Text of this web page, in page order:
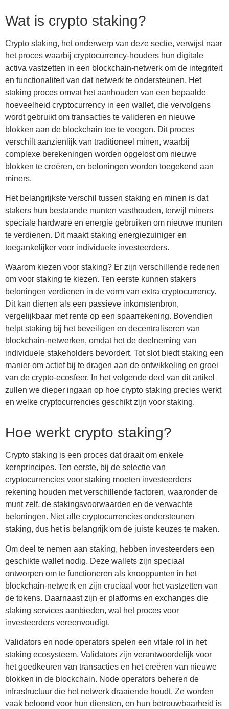
Wat is crypto staking?
Crypto staking, het onderwerp van deze sectie, verwijst naar
het proces waarbij cryptocurrency-houders hun digitale
activa vastzetten in een blockchain-netwerk om de integriteit
en functionaliteit van dat netwerk te ondersteunen. Het
staking proces omvat het aanhouden van een bepaalde
hoeveelheid cryptocurrency in een wallet, die vervolgens
wordt gebruikt om transacties te valideren en nieuwe
blokken aan de blockchain toe te voegen. Dit proces
verschilt aanzienlijk van traditioneel minen, waarbij
complexe berekeningen worden opgelost om nieuwe
blokken te creëren, en beloningen worden toegekend aan
miners.
Het belangrijkste verschil tussen staking en minen is dat
stakers hun bestaande munten vasthouden, terwijl miners
speciale hardware en energie gebruiken om nieuwe munten
te verdienen. Dit maakt staking energiezuiniger en
toegankelijker voor individuele investeerders.
Waarom kiezen voor staking? Er zijn verschillende redenen
om voor staking te kiezen. Ten eerste kunnen stakers
beloningen verdienen in de vorm van extra cryptocurrency.
Dit kan dienen als een passieve inkomstenbron,
vergelijkbaar met rente op een spaarrekening. Bovendien
helpt staking bij het beveiligen en decentraliseren van
blockchain-netwerken, omdat het de deelneming van
individuele stakeholders bevordert. Tot slot biedt staking een
manier om actief bij te dragen aan de ontwikkeling en groei
van de crypto-ecosfeer. In het volgende deel van dit artikel
zullen we dieper ingaan op hoe crypto staking precies werkt
en welke cryptocurrencies geschikt zijn voor staking.
Hoe werkt crypto staking?
Crypto staking is een proces dat draait om enkele
kernprincipes. Ten eerste, bij de selectie van
cryptocurrencies voor staking moeten investeerders
rekening houden met verschillende factoren, waaronder de
munt zelf, de stakingsvoorwaarden en de verwachte
beloningen. Niet alle cryptocurrencies ondersteunen
staking, dus het is belangrijk om de juiste keuzes te maken.
Om deel te nemen aan staking, hebben investeerders een
geschikte wallet nodig. Deze wallets zijn speciaal
ontworpen om te functioneren als knooppunten in het
blockchain-netwerk en zijn cruciaal voor het vastzetten van
de tokens. Daarnaast zijn er platforms en exchanges die
staking services aanbieden, wat het proces voor
investeerders vereenvoudigt.
Validators en node operators spelen een vitale rol in het
staking ecosysteem. Validators zijn verantwoordelijk voor
het goedkeuren van transacties en het creëren van nieuwe
blokken in de blockchain. Node operators beheren de
infrastructuur die het netwerk draaiende houdt. Ze worden
vaak beloond voor hun diensten, en hun betrouwbaarheid is